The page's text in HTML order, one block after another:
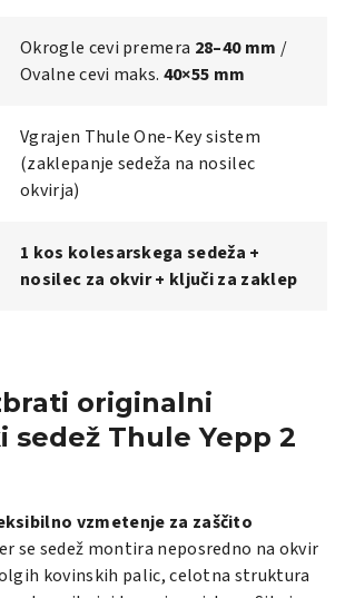
Okrogle cevi premera 28–40 mm /
Ovalne cevi maks. 40×55 mm
Vgrajen Thule One-Key sistem
(zaklepanje sedeža na nosilec
okvirja)
1 kos kolesarskega sedeža +
nosilec za okvir + ključi za zaklep
originalni
sedež Thule Yepp 2
vzmetenje za zaščito
se sedež montira neposredno na okvir
kovinskih palic, celotna struktura